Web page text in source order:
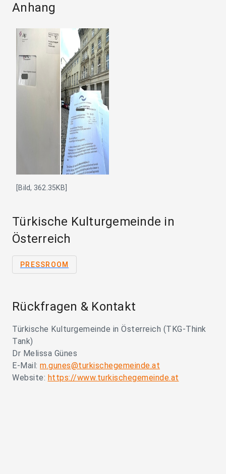
Anhang
[Bild, 362.35KB]
Türkische Kulturgemeinde in
Österreich
PRESSROOM
Rückfragen & Kontakt
Türkische Kulturgemeinde in Österreich (TKG-Think
Tank)
Dr Melissa Günes
E-Mail: m.gunes@turkischegemeinde.at
Website: https://www.turkischegemeinde.at